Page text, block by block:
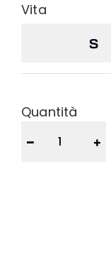
Vita
S
Quantità
− +